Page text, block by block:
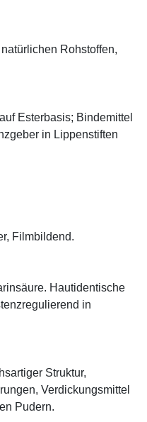
Rohstoffen,
Esterbasis; Bindemittel
in Lippenstiften
Filmbildend.
Hautidentische
in
Struktur,
Verdickungsmittel
Pudern.